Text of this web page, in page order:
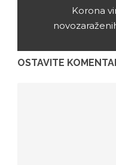
Korona
OSTAVITE